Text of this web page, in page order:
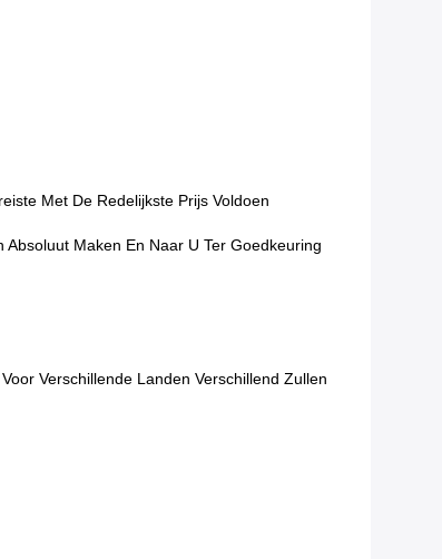
Met De Redelijkste Prijs Voldoen
Maken En Naar U Ter Goedkeuring
Verschillende Landen Verschillend Zullen